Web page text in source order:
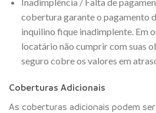
cobertura garante o pagamento
inquilino fique inadimplente. Em
locatário não cumprir com suas
seguro cobre os valores em
Coberturas Adicionais
As coberturas adicionais podem